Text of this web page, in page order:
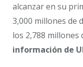
alcanzar en su
3,000 millones de
los 2,788 millones
información de